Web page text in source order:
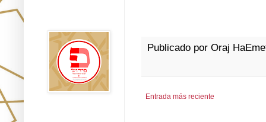
Publicado por Oraj
Entrada más reciente